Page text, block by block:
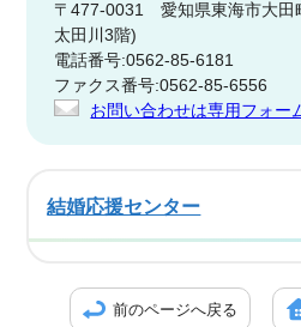
〒477-0031 愛知県東海市大田
太田川3階)
電話番号:0562-85-6181
ファクス番号:0562-85-6556
お問い合わせは専用フォー
結婚応援センター
前のページへ戻る